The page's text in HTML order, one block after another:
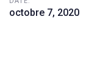
octobre 7, 2020